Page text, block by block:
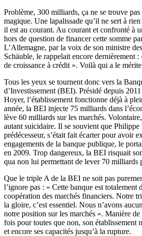
Problème, 300 milliards, ça ne se trouve pas
magique. Une lapalissade qu’il ne sert à
il est au courant. Au courant et confronté à
hors de question de financer cette somme
L’Allemagne, par la voix de son ministre
Schäuble, le rappelait encore dernièrement
de croissance à crédit ». Voilà qui a le mérite
Tous les yeux se tournent donc vers la
d’Investissement (BEI). Présidé depuis
Hoyer, l’établissement fonctionne déjà à
année, la BEI injecte 75 milliards dans
lève 60 milliards sur les marchés.
autant suicidaire. Il se souvient que Philippe
prédécesseur, s’était fait écarter pour avoir
engagements de la banque publique, le
en 2009. Trop dangereux, la BEI risquait
qua non lui permettant de lever 70 milliards
Que le triple A de la BEI ne soit pas
l’ignore pas : « Cette banque est totalement
coopération des marchés financiers. Notre
la gloire, c’est essentiel. Nous n’avons
notre position sur les marchés ». Manière
fois pour toutes que non, son établissement
et encore ses capacités jusqu’à la rupture.